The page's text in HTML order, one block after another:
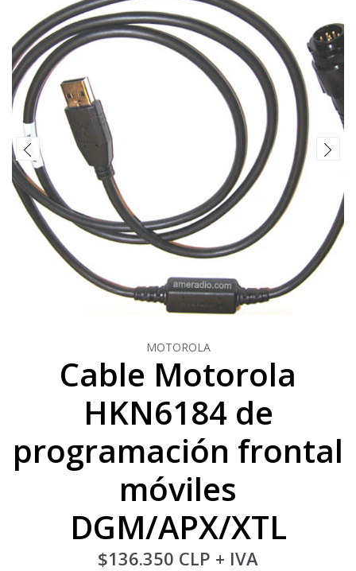
MOTOROLA
Cable Motorola
HKN6184 de
programación frontal
móviles
DGM/APX/XTL
$136.350 CLP + IVA